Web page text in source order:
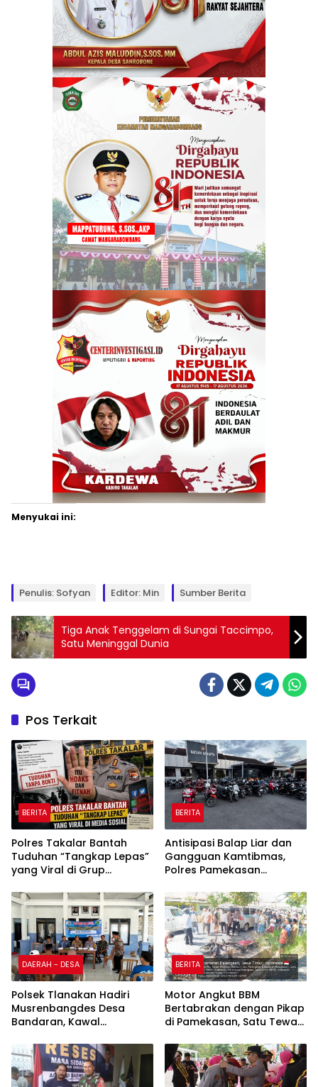
Menyukai ini:
Penulis: Sofyan Editor: Min Sumber Berita
Tiga Anak Tenggelam di Sungai Taccimpo,
Satu Meninggal Dunia
Pos Terkait
BERITA
Polres Takalar Bantah
Tuduhan “Tangkap Lepas”
yang Viral di Grup
BERITA
Antisipasi Balap Liar dan
Gangguan Kamtibmas,
Polres Pamekasan
Motor
DAERAH - DESA
Polsek Tlanakan Hadiri
Musrenbangdes Desa
Bandaran, Kawal
Pembangunan Tepat
Sasaran
BERITA
Motor Angkut BBM
Bertabrakan dengan Pikap
di Pamekasan, Satu Tewas